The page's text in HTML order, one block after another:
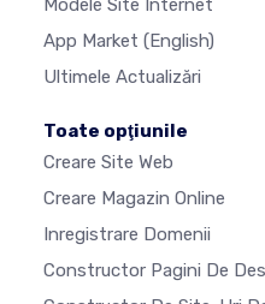
Modele Site Internet
App Market (English)
Ultimele Actualizări
Toate opţiunile
Creare Site Web
Creare Magazin Online
Inregistrare Domenii
Constructor Pagini De